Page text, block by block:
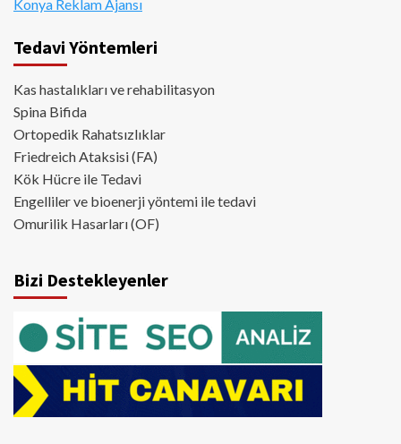
Konya Reklam Ajansı
Tedavi Yöntemleri
Kas hastalıkları ve rehabilitasyon
Spina Bifida
Ortopedik Rahatsızlıklar
Friedreich Ataksisi (FA)
Kök Hücre ile Tedavi
Engelliler ve bioenerji yöntemi ile tedavi
Omurilik Hasarları (OF)
Bizi Destekleyenler